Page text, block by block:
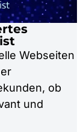
Webseiten
ob
und